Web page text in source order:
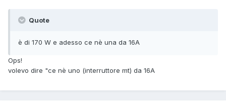
Quote
è di 170 W e adesso ce nè una da 16A
Ops!
volevo dire "ce nè uno (interruttore mt) da 16A